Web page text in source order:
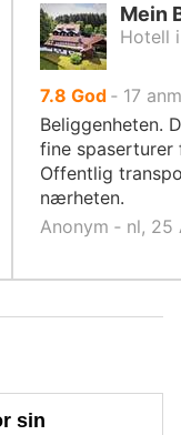
Mein
Hotell
7.8 av
10,
God ‐ 17
Beliggenheten.
fine spaserturer
Offentlig
nærheten.
Anonym ‐ nl,
sin